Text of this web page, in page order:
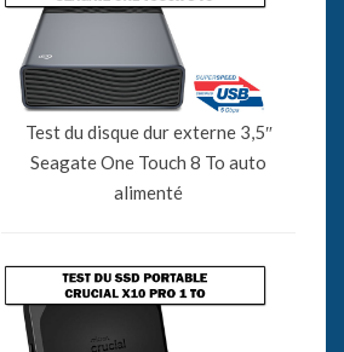
Test du disque dur externe 3,5″
Seagate One Touch 8 To auto
alimenté